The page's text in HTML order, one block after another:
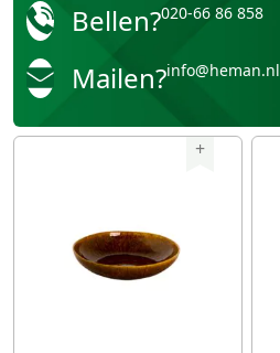
Bellen?020-66 86 858
Mailen?info@heman.nl
+